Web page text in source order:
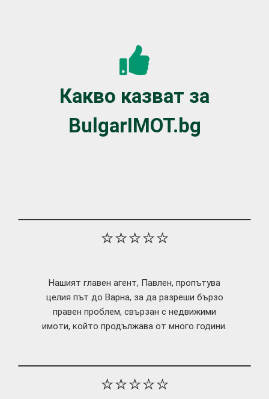
Какво казват за
BulgarIMOT.bg
⭐⭐⭐⭐⭐
Нашият главен агент, Павлен, пропътува
целия път до Варна, за да разреши бързо
правен проблем, свързан с недвижими
имоти, който продължава от много години.
⭐⭐⭐⭐⭐